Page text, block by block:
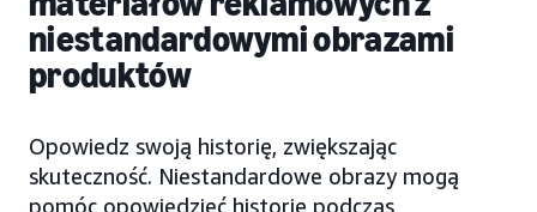
niestandardowymi obrazami
produktów
Opowiedz swoją historię, zwiększając
skuteczność. Niestandardowe obrazy mogą
pomóc opowiedzieć historię podczas